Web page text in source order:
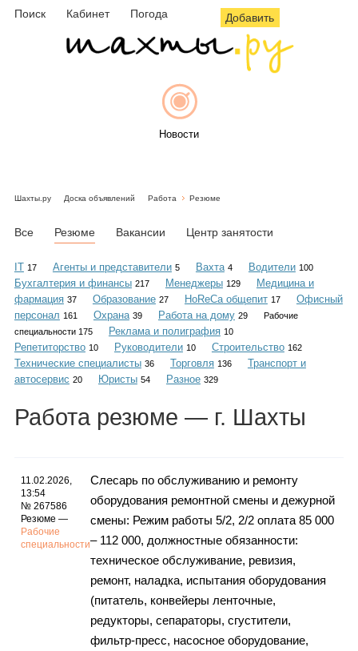
Поиск Кабинет Погода Добавить
Новости
Объявления
Каталог
Гороскоп
Карты
Шахты.ру Доска объявлений Работа Резюме
Все Резюме Вакансии Центр занятости
IT 17 Агенты и представители 5 Вахта 4 Водители 100
Бухгалтерия и финансы 217 Менеджеры 129
Медицина и
фармация 37 Образование 27 HoReCa общепит 17
Офисный
персонал 161 Охрана 39 Работа на дому 29
Рабочие
специальности 175
Реклама и полиграфия 10
Репетиторство 10 Руководители 10 Строительство 162
Технические специалисты 36 Торговля 136
Транспорт и
автосервис 20 Юристы 54 Разное 329
Работа резюме — г. Шахты
11.02.2026,
13:54
№ 267586
Резюме —
Рабочие
специальности
Слесарь по обслуживанию и ремонту
оборудования ремонтной смены и дежурной
смены: Режим работы 5/2, 2/2 оплата 85 000
– 112 000, должностные обязанности:
техническое обслуживание, ревизия,
ремонт, наладка, испытания оборудования
(питатель, конвейеры ленточные,
редукторы, сепараторы, сгустители,
фильтр-пресс, насосное оборудование,